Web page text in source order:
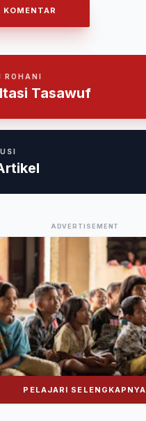
KOMENTAR
ROHANI
Tasawuf
ADVERTISEMENT
Foundation
melalui platform digital.
PELAJARI SELENGKAPNYA